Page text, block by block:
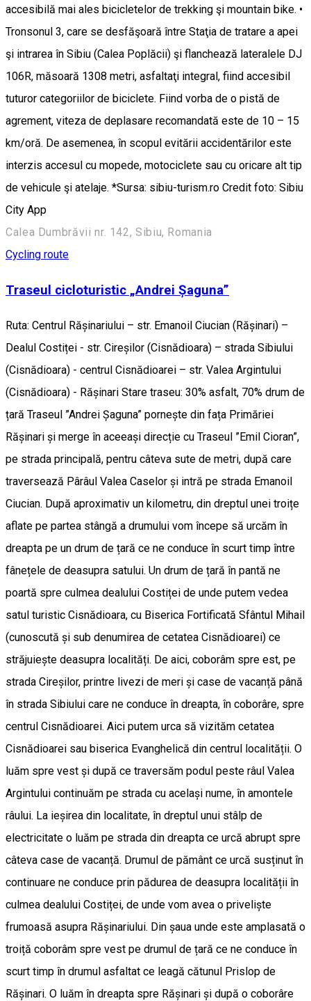
accesibilă mai ales bicicletelor de trekking şi mountain bike. •
Tronsonul 3, care se desfăşoară între Staţia de tratare a apei
şi intrarea în Sibiu (Calea Poplăcii) şi flanchează lateralele DJ
106R, măsoară 1308 metri, asfaltaţi integral, fiind accesibil
tuturor categoriilor de biciclete. Fiind vorba de o pistă de
agrement, viteza de deplasare recomandată este de 10 – 15
km/oră. De asemenea, în scopul evitării accidentărilor este
interzis accesul cu mopede, motociclete sau cu oricare alt tip
de vehicule şi atelaje. *Sursa: sibiu-turism.ro Credit foto: Sibiu
City App
Calea Dumbrăvii nr. 142, Sibiu, Romania
Cycling route
Traseul cicloturistic „Andrei Șaguna”
Ruta: Centrul Rășinariului – str. Emanoil Ciucian (Rășinari) –
Dealul Costiței - str. Cireșilor (Cisnădioara) – strada Sibiului
(Cisnădioara) - centrul Cisnădioarei – str. Valea Argintului
(Cisnădioara) - Rășinari Stare traseu: 30% asfalt, 70% drum de
țară Traseul ”Andrei Șaguna” pornește din fața Primăriei
Rășinari și merge în aceeași direcție cu Traseul ”Emil Cioran”,
pe strada principală, pentru câteva sute de metri, după care
traversează Pârâul Valea Caselor și intră pe strada Emanoil
Ciucian. După aproximativ un kilometru, din dreptul unei troițe
aflate pe partea stângă a drumului vom începe să urcăm în
dreapta pe un drum de țară ce ne conduce în scurt timp între
fânețele de deasupra satului. Un drum de țară în pantă ne
poartă spre culmea dealului Costiței de unde putem vedea
satul turistic Cisnădioara, cu Biserica Fortificată Sfântul Mihail
(cunoscută și sub denumirea de cetatea Cisnădioarei) ce
străjuiește deasupra localități. De aici, coborâm spre est, pe
strada Cireșilor, printre livezi de meri și case de vacanță până
în strada Sibiului care ne conduce în dreapta, în coborâre, spre
centrul Cisnădioarei. Aici putem urca să vizităm cetatea
Cisnădioarei sau biserica Evanghelică din centrul localității. O
luăm spre vest și după ce traversăm podul peste râul Valea
Argintului continuăm pe strada cu același nume, în amontele
râului. La ieșirea din localitate, în dreptul unui stâlp de
electricitate o luăm pe strada din dreapta ce urcă abrupt spre
câteva case de vacanță. Drumul de pământ ce urcă susținut în
continuare ne conduce prin pădurea de deasupra localității în
culmea dealului Costiței, de unde vom avea o priveliște
frumoasă asupra Rășinariului. Din șaua unde este amplasată o
troiță coborâm spre vest pe drumul de țară ce ne conduce în
scurt timp în drumul asfaltat ce leagă cătunul Prislop de
Rășinari. O luăm în dreapta spre Rășinari și după o coborâre